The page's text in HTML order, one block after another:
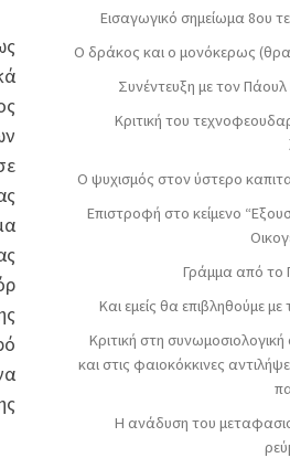
Εισαγωγικό σημείωμα 8ου
Ο δράκος και ο μονόκερως
Συνέντευξη με τον
Κριτική του
Ο ψυχισμός στον ύστερο
Επιστροφή στο κείμενο
Γράμμα από το
Και εμείς θα επιβληθούμε με
Κριτική στη
και στις φαιοκόκκινες
Η ανάδυση του